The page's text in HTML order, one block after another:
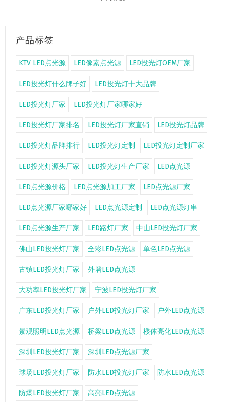
产品标签
KTV LED点光源 LED像素点光源 LED投光灯OEM厂家
LED投光灯什么牌子好 LED投光灯十大品牌
LED投光灯厂家 LED投光灯厂家哪家好
LED投光灯厂家排名 LED投光灯厂家直销 LED投光灯品牌
LED投光灯品牌排行 LED投光灯定制 LED投光灯定制厂家
LED投光灯源头厂家 LED投光灯生产厂家 LED点光源
LED点光源价格 LED点光源加工厂家 LED点光源厂家
LED点光源厂家哪家好 LED点光源定制 LED点光源灯串
LED点光源生产厂家 LED路灯厂家 中山LED投光灯厂家
佛山LED投光灯厂家 全彩LED点光源 单色LED点光源
古镇LED投光灯厂家 外墙LED点光源
大功率LED投光灯厂家 宁波LED投光灯厂家
广东LED投光灯厂家 户外LED投光灯厂家 户外LED点光源
景观照明LED点光源 桥梁LED点光源 楼体亮化LED点光源
深圳LED投光灯厂家 深圳LED点光源厂家
球场LED投光灯厂家 防水LED投光灯厂家 防水LED点光源
防爆LED投光灯厂家 高亮LED点光源